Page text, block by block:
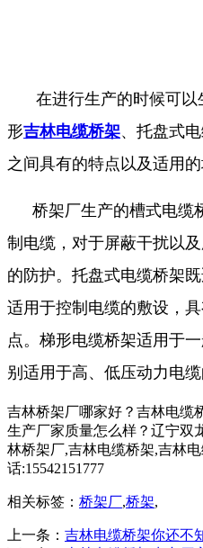
在进行生产的时候可以
形吉林电缆桥架、托盘式
之间具有的特点以及适用的
桥架厂生产的槽式电缆
制电缆，对于屏蔽干扰以
的防护。托盘式电缆桥架
适用于控制电缆的敷设，
点。梯形电缆桥架适用于
别适用于高、低压动力电缆
吉林桥架厂哪家好？吉林电缆
生产厂家质量怎么样？辽宁双
林桥架厂,吉林电缆桥架,吉林
话:15542151777
相关标签： 桥架厂,桥架,
上一条： 吉林电缆桥架你还不